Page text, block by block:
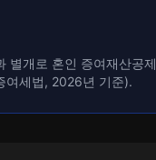
별개로 혼인 증여재산공제
여세법, 2026년 기준).